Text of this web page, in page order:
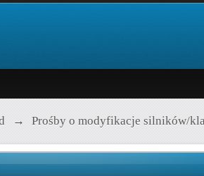
→ Prośby o modyfikacje silników/